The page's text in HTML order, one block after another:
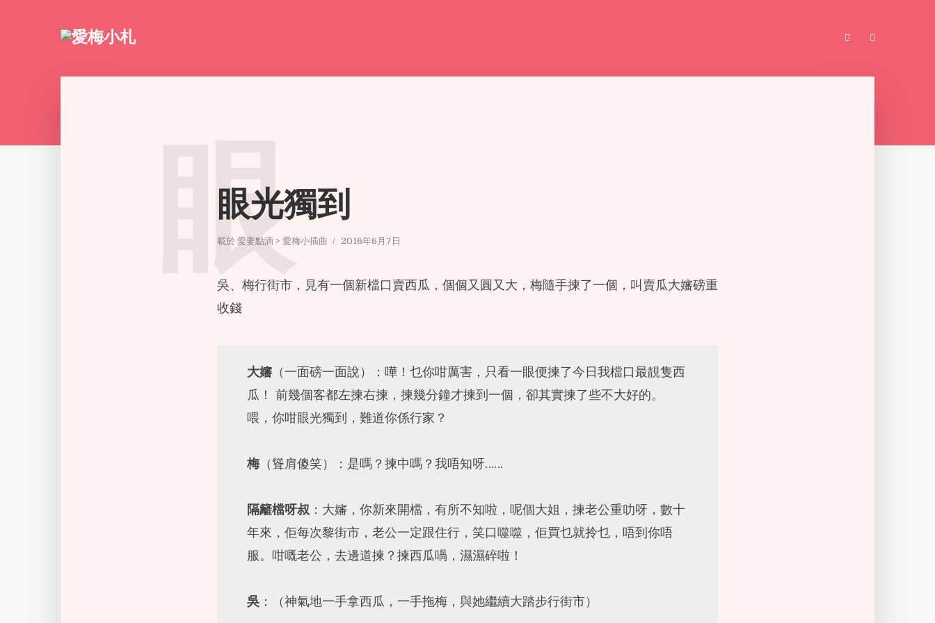
眼光獨到
載於 愛妻點滴 > 愛梅小插曲 2016年6月7日
眼
吳、梅行街市，見有一個新檔口賣西瓜，個個又圓又大，梅隨手揀了一個，叫賣瓜大嬸磅重
收錢
大嬸（一面磅一面說）：嘩！乜你咁厲害，只看一眼便揀了今日我檔口最靚隻西
瓜！ 前幾個客都左揀右揀，揀幾分鐘才揀到一個，卻其實揀了些不大好的。
喂，你咁眼光獨到，難道你係行家？
梅（聳肩傻笑）：是嗎？揀中嗎？我唔知呀……
隔籬檔呀叔 ：大嬸，你新來開檔，有所不知啦，呢個大姐，揀老公重叻呀，數十
年來，佢每次黎街市，老公一定跟住行，笑口噬噬，佢買乜就拎乜，唔到你唔
服。咁嘅老公，去邊道揀？揀西瓜喎，濕濕碎啦！
吳：（神氣地一手拿西瓜，一手拖梅，與她繼續大踏步行街市）